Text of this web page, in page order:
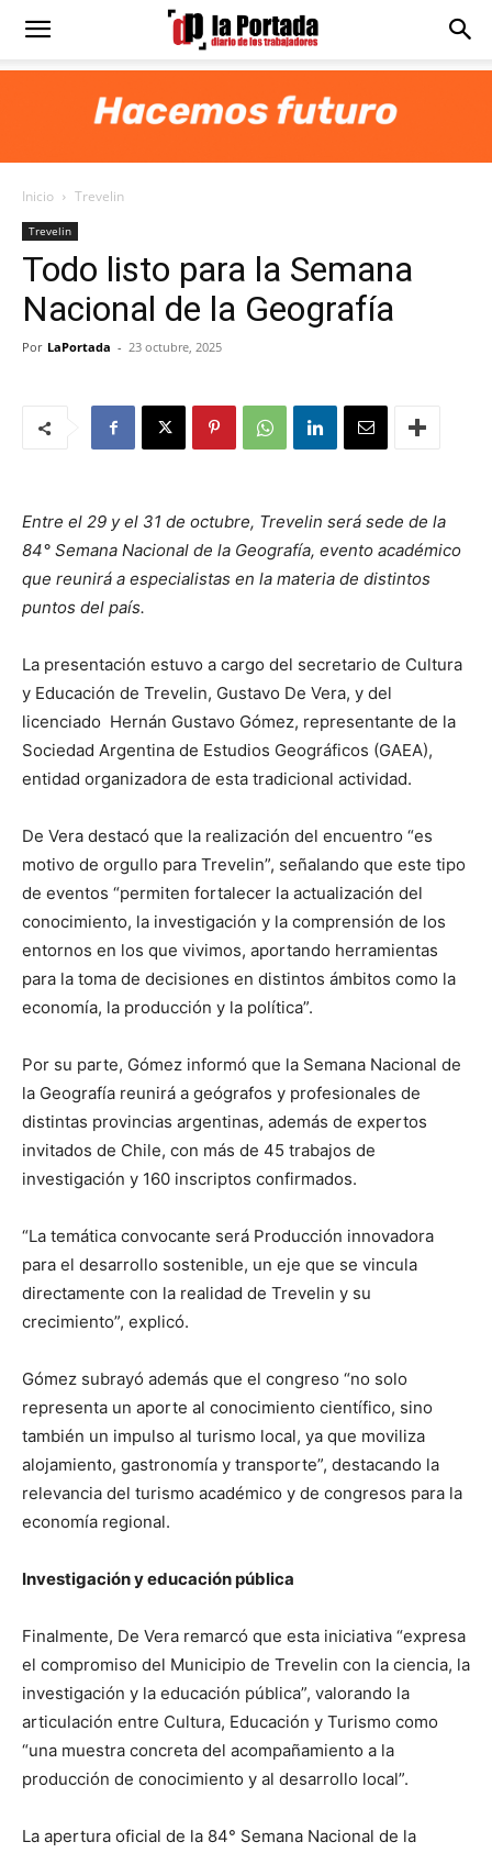
Diario
Portada
Inicio Trevelin
Trevelin
Todo listo para la Semana
Nacional de la Geografía
Por LaPortada - 23 octubre, 2025
Entre el 29 y el 31 de octubre, Trevelin será sede de la
84° Semana Nacional de la Geografía, evento académico
que reunirá a especialistas en la materia de distintos
puntos del país.
La presentación estuvo a cargo del secretario de Cultura
y Educación de Trevelin, Gustavo De Vera, y del
licenciado Hernán Gustavo Gómez, representante de la
Sociedad Argentina de Estudios Geográficos (GAEA),
entidad organizadora de esta tradicional actividad.
De Vera destacó que la realización del encuentro “es
motivo de orgullo para Trevelin”, señalando que este tipo
de eventos “permiten fortalecer la actualización del
conocimiento, la investigación y la comprensión de los
entornos en los que vivimos, aportando herramientas
para la toma de decisiones en distintos ámbitos como la
economía, la producción y la política”.
Por su parte, Gómez informó que la Semana Nacional de
la Geografía reunirá a geógrafos y profesionales de
distintas provincias argentinas, además de expertos
invitados de Chile, con más de 45 trabajos de
investigación y 160 inscriptos confirmados.
“La temática convocante será Producción innovadora
para el desarrollo sostenible, un eje que se vincula
directamente con la realidad de Trevelin y su
crecimiento”, explicó.
Gómez subrayó además que el congreso “no solo
representa un aporte al conocimiento científico, sino
también un impulso al turismo local, ya que moviliza
alojamiento, gastronomía y transporte”, destacando la
relevancia del turismo académico y de congresos para la
economía regional.
Investigación y educación pública
Finalmente, De Vera remarcó que esta iniciativa “expresa
el compromiso del Municipio de Trevelin con la ciencia, la
investigación y la educación pública”, valorando la
articulación entre Cultura, Educación y Turismo como
“una muestra concreta del acompañamiento a la
producción de conocimiento y al desarrollo local”.
La apertura oficial de la 84° Semana Nacional de la